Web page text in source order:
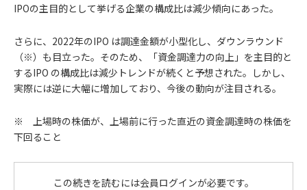
IPOの主目的として挙げる企業の構成比は減少傾向にあった。
さらに、2022年のIPO は調達金額が小型化し、ダウンラウンド
（※）も目立った。そのため、「資金調達力の向上」を主目的と
するIPO の構成比は減少トレンドが続くと予想された。しかし、
実際には逆に大幅に増加しており、今後の動向が注目される。
※ 上場時の株価が、上場前に行った直近の資金調達時の株価を
下回ること
この続きを読むには会員ログインが必要です。